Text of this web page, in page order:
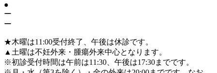
●
ー
ー
★木曜は11:00受付終了、午後は休診です。
▲土曜は不妊外来・腫瘍外来中心となります。
※初診受付時間は午前は11:30、午後は17:30までです。